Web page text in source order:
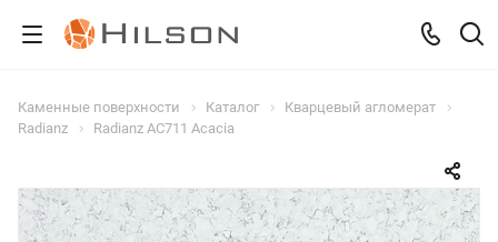
Каменные поверхности Каталог
Кварцевый агломерат
Radianz
Radianz AC711 Acacia